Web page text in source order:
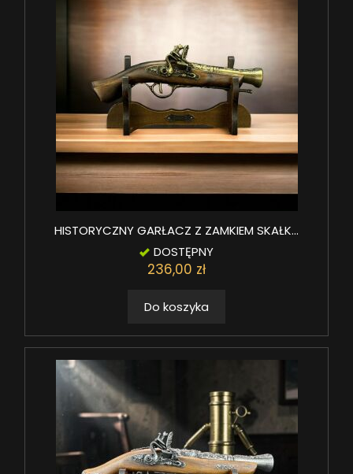
HISTORYCZNY GARŁACZ Z ZAMKIEM SKAŁK...
DOSTĘPNY
236,00 zł
Do koszyka